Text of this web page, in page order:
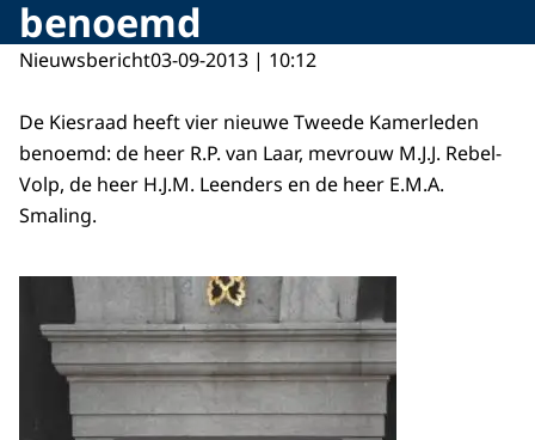
benoemd
Nieuwsbericht03-09-2013 | 10:12
De Kiesraad heeft vier nieuwe Tweede Kamerleden
benoemd: de heer R.P. van Laar, mevrouw M.J.J. Rebel-
Volp, de heer H.J.M. Leenders en de heer E.M.A.
Smaling.